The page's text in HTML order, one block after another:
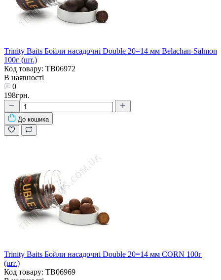
Trinity Baits Бойли насадочні Double 20=14 мм Belachan-Salmon
100г (шт.)
Код товару: TB06972
В наявності
0
198грн.
До кошика
Trinity Baits Бойли насадочні Double 20=14 мм CORN 100г
(шт.)
Код товару: TB06969